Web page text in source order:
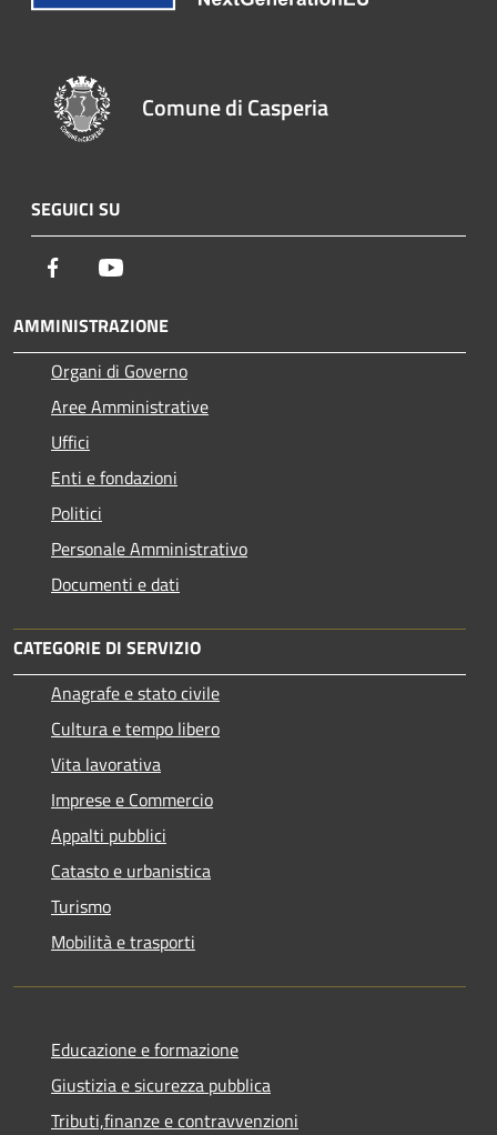
Comune di Casperia
SEGUICI SU
Facebook
AMMINISTRAZIONE
Organi di Governo
Aree Amministrative
Uffici
Enti e fondazioni
Politici
Personale Amministrativo
Documenti e dati
CATEGORIE DI SERVIZIO
Anagrafe e stato civile
Cultura e tempo libero
Vita lavorativa
Imprese e Commercio
Appalti pubblici
Catasto e urbanistica
Turismo
Mobilità e trasporti
Educazione e formazione
Giustizia e sicurezza pubblica
Tributi,finanze e contravvenzioni